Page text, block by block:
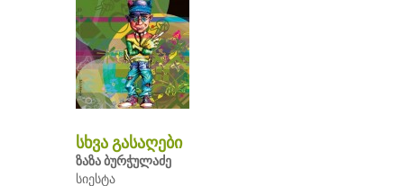
სხვა გასაღები
ზაზა ბურჭულაძე
სიესტა